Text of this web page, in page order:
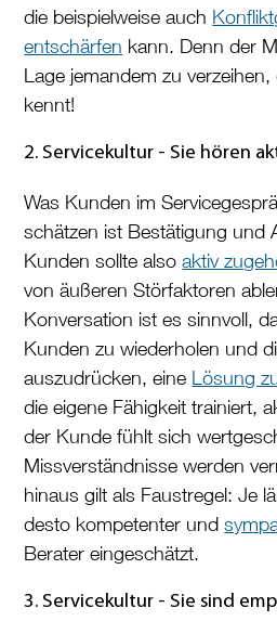
die beispielweise auch
entschärfen kann. Denn der
Lage jemandem zu
kennt!
2. Servicekultur - Sie hören
Was Kunden im
schätzen ist Bestätigung und
Kunden sollte alsoaktiv
von äußeren Störfaktoren
Konversation ist es sinnvoll,
Kunden zu wiederholen und
auszudrücken, eine Lösung
die eigene Fähigkeit trainiert,
der Kunde fühlt sich
Missverständnisse werden
hinaus gilt als Faustregel: Je
desto kompetenter und
Berater eingeschätzt.
3. Servicekultur - Sie sind